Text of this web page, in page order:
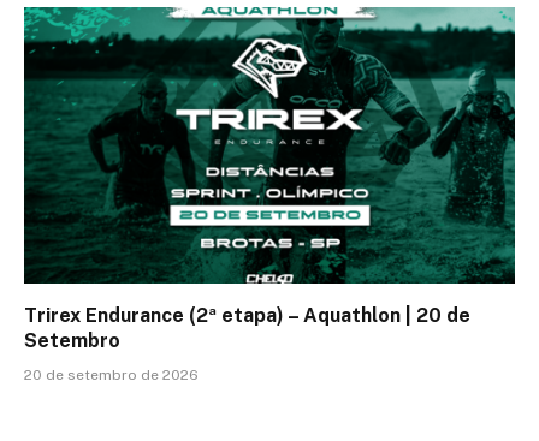
Trirex Endurance (2ª etapa) – Aquathlon | 20 de
Setembro
20 de setembro de 2026